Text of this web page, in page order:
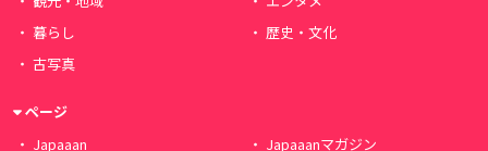
暮らし
歴史・文化
古写真
ページ
Japaaan
Japaaanマガジン